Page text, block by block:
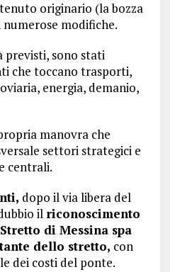
originario (la bozza
modifiche.
sono stati
che toccano trasporti,
energia, demanio,
manovra che
settori strategici e
centrali.
dopo il via libera del
il riconoscimento
di Messina spa
dello stretto, con
dei costi del ponte.